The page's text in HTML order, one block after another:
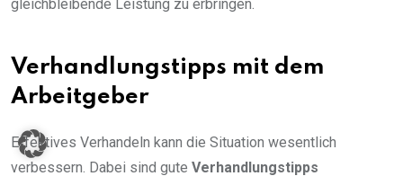
gleichbleibende Leistung zu erbringen.
Verhandlungstipps mit dem
Arbeitgeber
Effektives Verhandeln kann die Situation wesentlich
verbessern. Dabei sind gute Verhandlungstipps